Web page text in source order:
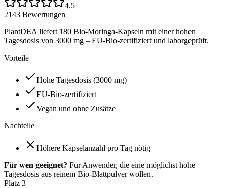
4.5
2143 Bewertungen
PlantDEA liefert 180 Bio-Moringa-Kapseln mit einer hohen
Tagesdosis von 3000 mg – EU-Bio-zertifiziert und laborgeprüft.
Vorteile
Hohe Tagesdosis (3000 mg)
EU-Bio-zertifiziert
Vegan und ohne Zusätze
Nachteile
Höhere Kapselanzahl pro Tag nötig
Für wen geeignet? Für Anwender, die eine möglichst hohe
Tagesdosis aus reinem Bio-Blattpulver wollen.
Platz 3